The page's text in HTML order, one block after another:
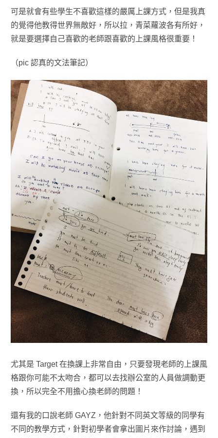
可是就會有些學生不喜歡這樣的嚴厲上課方式，但是我真
的覺得他教得世界無敵好，所以拉，青菜蘿波各有所好，
就是要選擇自己喜歡的老師跟喜歡的上課風格很重要！
（pic 認真的文法筆記）
尤其是 Target 在換課上非常自由，只要發現老師的上課風
格跟你可能不太吻合，都可以去找辦公室的人員做調動更
換，所以完全不用擔心換老師的問題！
還有我的口說老師 GAYZ，他針對不同英文等級的同學有
不同的教學方式，針對初學者會拿出圖片來作討論，遇到